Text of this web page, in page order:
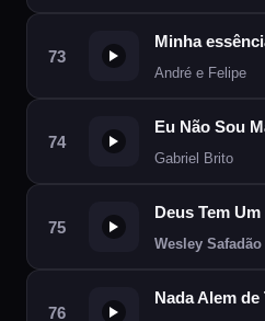
André e Felipe
Eu Não Sou
Gabriel Brito
Deus Tem
Wesley Safadão
Nada Alem de